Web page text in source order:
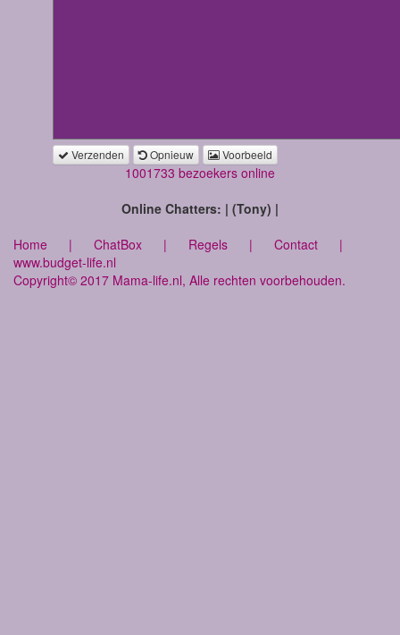
Verzenden Opnieuw Voorbeeld
1001733 bezoekers online
Online Chatters: | (Tony) |
Home | ChatBox | Regels | Contact |
www.budget-life.nl
Copyright© 2017 Mama-life.nl, Alle rechten voorbehouden.